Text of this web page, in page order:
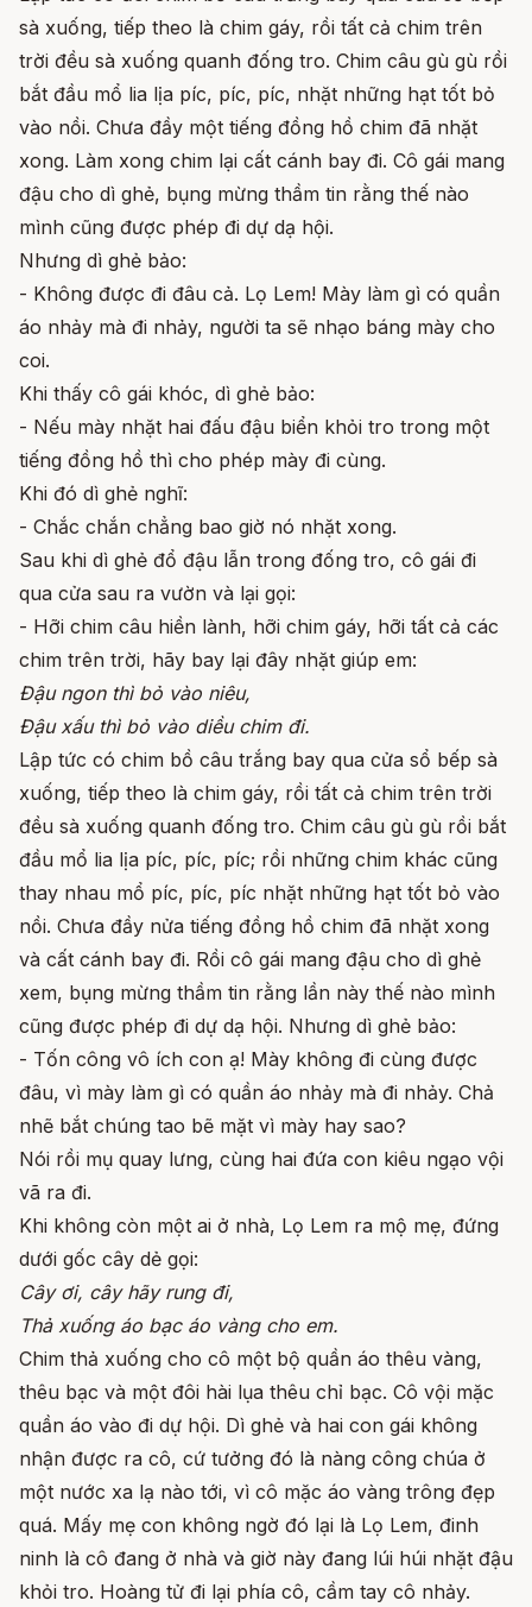
sà xuống, tiếp theo là chim gáy, rồi tất cả chim trên
trời đều sà xuống quanh đống tro. Chim câu gù gù rồi
bắt đầu mổ lia lịa píc, píc, píc, nhặt những hạt tốt bỏ
vào nồi. Chưa đầy một tiếng đồng hồ chim đã nhặt
xong. Làm xong chim lại cất cánh bay đi. Cô gái mang
đậu cho dì ghẻ, bụng mừng thầm tin rằng thế nào
mình cũng được phép đi dự dạ hội.
Nhưng dì ghẻ bảo:
- Không được đi đâu cả. Lọ Lem! Mày làm gì có quần
áo nhảy mà đi nhảy, người ta sẽ nhạo báng mày cho
coi.
Khi thấy cô gái khóc, dì ghẻ bảo:
- Nếu mày nhặt hai đấu đậu biển khỏi tro trong một
tiếng đồng hồ thì cho phép mày đi cùng.
Khi đó dì ghẻ nghĩ:
- Chắc chắn chẳng bao giờ nó nhặt xong.
Sau khi dì ghẻ đổ đậu lẫn trong đống tro, cô gái đi
qua cửa sau ra vườn và lại gọi:
- Hỡi chim câu hiền lành, hỡi chim gáy, hỡi tất cả các
chim trên trời, hãy bay lại đây nhặt giúp em:
Đậu ngon thì bỏ vào niêu,
Đậu xấu thì bỏ vào diều chim đi.
Lập tức có chim bồ câu trắng bay qua cửa sổ bếp sà
xuống, tiếp theo là chim gáy, rồi tất cả chim trên trời
đều sà xuống quanh đống tro. Chim câu gù gù rồi bắt
đầu mổ lia lịa píc, píc, píc; rồi những chim khác cũng
thay nhau mổ píc, píc, píc nhặt những hạt tốt bỏ vào
nồi. Chưa đầy nửa tiếng đồng hồ chim đã nhặt xong
và cất cánh bay đi. Rồi cô gái mang đậu cho dì ghẻ
xem, bụng mừng thầm tin rằng lần này thế nào mình
cũng được phép đi dự dạ hội. Nhưng dì ghẻ bảo:
- Tốn công vô ích con ạ! Mày không đi cùng được
đâu, vì mày làm gì có quần áo nhảy mà đi nhảy. Chả
nhẽ bắt chúng tao bẽ mặt vì mày hay sao?
Nói rồi mụ quay lưng, cùng hai đứa con kiêu ngạo vội
vã ra đi.
Khi không còn một ai ở nhà, Lọ Lem ra mộ mẹ, đứng
dưới gốc cây dẻ gọi:
Cây ơi, cây hãy rung đi,
Thả xuống áo bạc áo vàng cho em.
Chim thả xuống cho cô một bộ quần áo thêu vàng,
thêu bạc và một đôi hài lụa thêu chỉ bạc. Cô vội mặc
quần áo vào đi dự hội. Dì ghẻ và hai con gái không
nhận được ra cô, cứ tưởng đó là nàng công chúa ở
một nước xa lạ nào tới, vì cô mặc áo vàng trông đẹp
quá. Mấy mẹ con không ngờ đó lại là Lọ Lem, đinh
ninh là cô đang ở nhà và giờ này đang lúi húi nhặt đậu
khỏi tro. Hoàng tử đi lại phía cô, cầm tay cô nhảy.